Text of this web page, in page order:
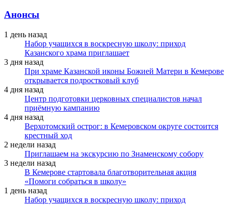
Анонсы
1 день назад
Набор учащихся в воскресную школу: приход
Казанского храма приглашает
3 дня назад
При храме Казанской иконы Божией Матери в Кемерове
открывается подростковый клуб
4 дня назад
Центр подготовки церковных специалистов начал
приёмную кампанию
4 дня назад
Верхотомский острог: в Кемеровском округе состоится
крестный ход
2 недели назад
Приглашаем на экскурсию по Знаменскому собору
3 недели назад
В Кемерове стартовала благотворительная акция
«Помоги собраться в школу»
1 день назад
Набор учащихся в воскресную школу: приход